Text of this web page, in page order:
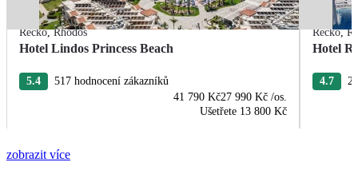
Řecko,Rhodos
Hotel Lindos Princess Beach
5.4
517 hodnocení zákazníků
41 790 Kč27 990 Kč /os.
Ušetřete 13 800 Kč
Řecko,
Hotel
4.7
zobrazit více